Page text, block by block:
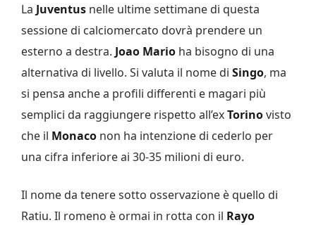
La Juventus nelle ultime settimane di questa
sessione di calciomercato dovrà prendere un
esterno a destra. Joao Mario ha bisogno di una
alternativa di livello. Si valuta il nome di Singo, ma
si pensa anche a profili differenti e magari più
semplici da raggiungere rispetto all’exTorinovisto
che il Monaco non ha intenzione di cederlo per
una cifra inferiore ai 30-35 milioni di euro.
Il nome da tenere sotto osservazione è quello di
Ratiu. Il romeno è ormai in rotta con il Rayo